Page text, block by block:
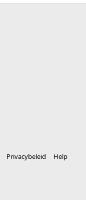
Privacybeleid
Help